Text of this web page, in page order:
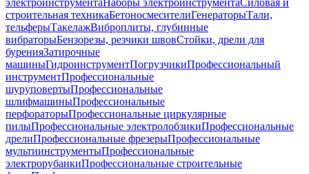
электроинструментаНаборы электроинструментаСиловая и
строительная техникаБетоносмесителиГенераторыТали,
тельферыТакелажВиброплиты, глубинные
вибраторыБензорезы, резчики швовСтойки, дрели для
буренияЗатирочные
машиныГидроинструментПогрузчикиПрофессиональный
инструментПрофессиональные
шуруповертыПрофессиональные
шлифмашиныПрофессиональные
перфораторыПрофессиональные циркулярные
пилыПрофессиональные электролобзикиПрофессиональные
дрелиПрофессиональные фрезерыПрофессиональные
мультиинструментыПрофессиональные
электрорубанкиПрофессиональные строительные